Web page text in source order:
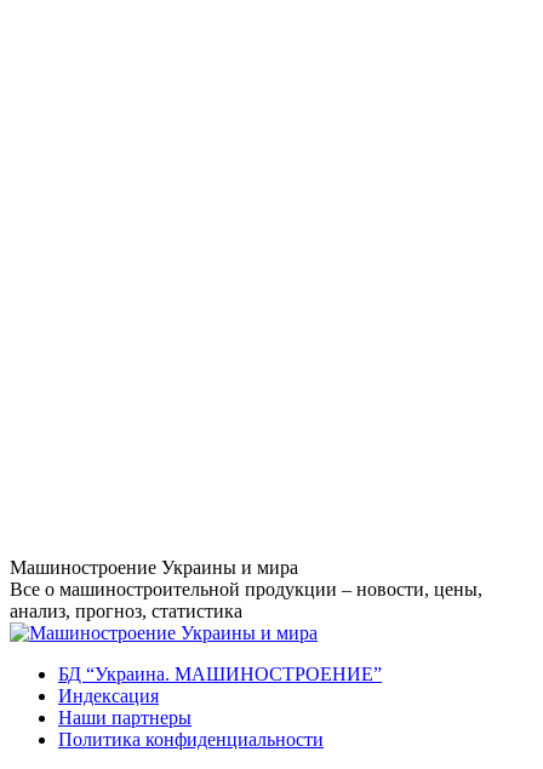
Перейти
к
содержанию
Машиностроение Украины и мира
Все о машиностроительной продукции – новости, цены,
анализ, прогноз, статистика
БД “Украина. МАШИНОСТРОЕНИЕ”
Индекcация
Наши партнеры
Политика конфиденциальности